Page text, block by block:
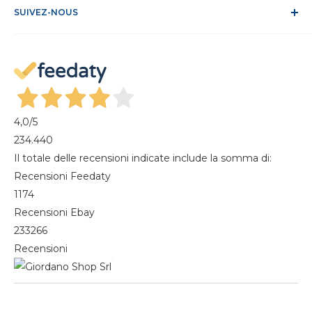
FAQ
S'identifier
Magazine
SUIVEZ-NOUS
4,0/5
234.440
Il totale delle recensioni indicate include la somma di:
Recensioni Feedaty
1174
Recensioni Ebay
233266
Recensioni